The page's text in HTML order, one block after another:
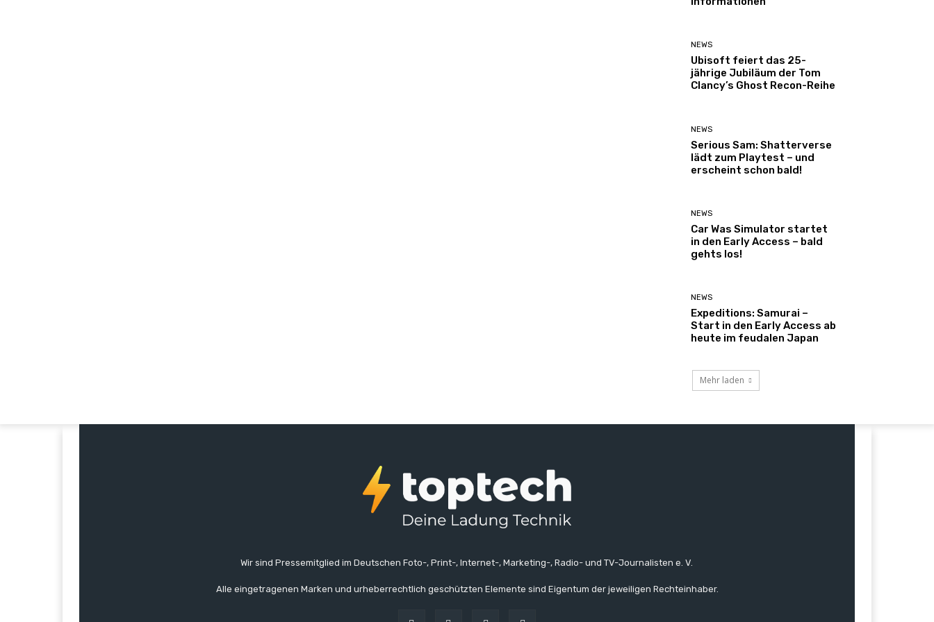
NEWS
Ubisoft feiert das 25-
jährige Jubiläum der Tom
Clancy’s Ghost Recon-Reihe
NEWS
Serious Sam: Shatterverse
lädt zum Playtest – und
erscheint schon bald!
NEWS
Car Was Simulator startet
in den Early Access – bald
gehts los!
NEWS
Expeditions: Samurai –
Start in den Early Access ab
heute im feudalen Japan
Mehr laden
Wir sind Pressemitglied im Deutschen Foto-, Print-, Internet-, Marketing-, Radio- und TV-Journalisten e. V.
Alle eingetragenen Marken und urheberrechtlich geschützten Elemente sind Eigentum der jeweiligen Rechteinhaber.